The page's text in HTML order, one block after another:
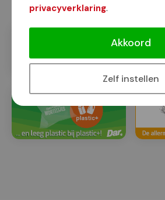
privacyverklaring.
Akkoord
Zelf instellen
Advertenties